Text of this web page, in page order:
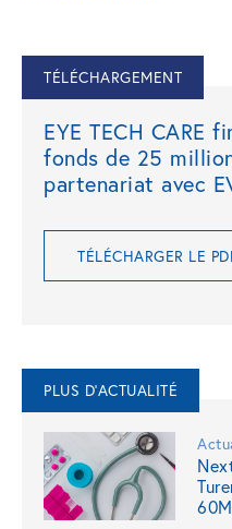
TÉLÉCHARGEMENT
EYE TECH CARE
fonds de 25
partenariat avec
TÉLÉCHARGER LE
PLUS D'ACTUALITÉ